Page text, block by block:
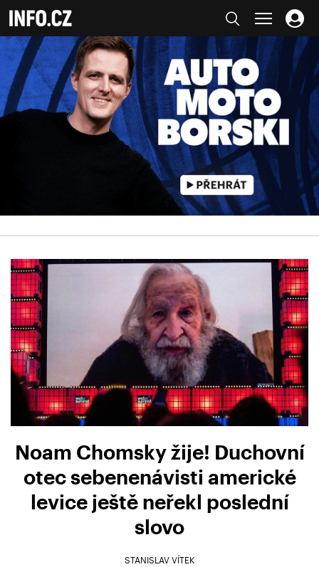
Noam Chomsky žije! Duchovní
otec sebenenávisti americké
levice ještě neřekl poslední
slovo
STANISLAV VÍTEK